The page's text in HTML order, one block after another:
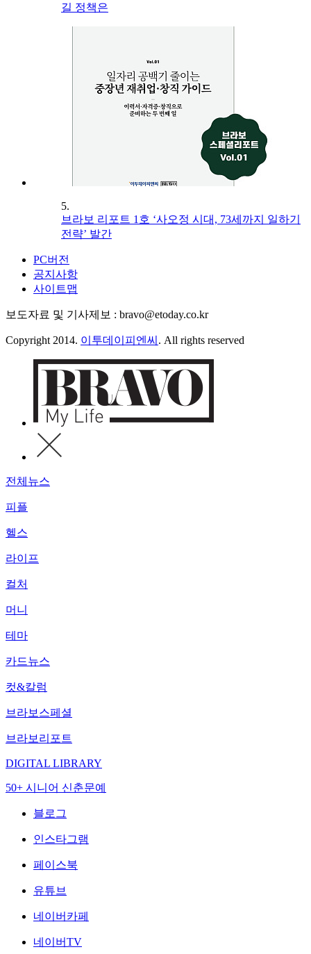
길 정책은
5.
브라보 리포트 1호 ‘사오정 시대, 73세까지 일하기
전략’ 발간
PC버전
공지사항
사이트맵
보도자료 및 기사제보 : bravo@etoday.co.kr
Copyright 2014. 이투데이피엔씨 . All rights reserved
전체뉴스
피플
헬스
라이프
컬처
머니
테마
카드뉴스
컷&칼럼
브라보스페셜
브라보리포트
DIGITAL LIBRARY
50+ 시니어 신춘문예
블로그
인스타그램
페이스북
유튜브
네이버카페
네이버TV